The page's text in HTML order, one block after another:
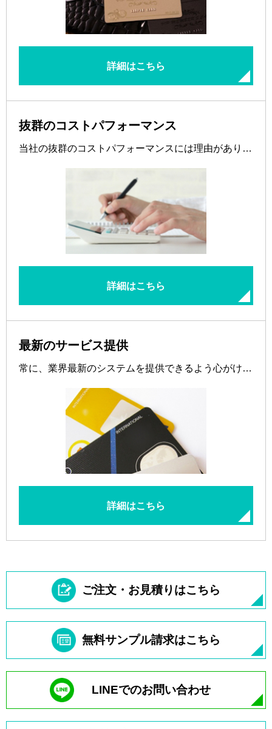
詳細はこちら
抜群のコストパフォーマンス
当社の抜群のコストパフォーマンスには理由があり…
詳細はこちら
最新のサービス提供
常に、業界最新のシステムを提供できるよう心がけ…
詳細はこちら
ご注文・お見積りはこちら
無料サンプル請求はこちら
LINEでのお問い合わせ